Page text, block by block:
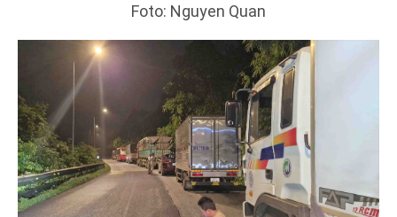
Foto: Nguyen Quan